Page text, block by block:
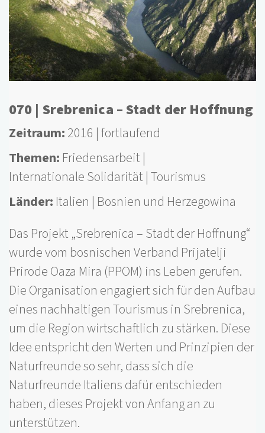
070 | Srebrenica – Stadt der Hoffnung
Zeitraum 2016 fortlaufend
Themen Friedensarbeit
Internationale Solidarität Tourismus
Länder Italien Bosnien und Herzegowina
Das Projekt „Srebrenica – Stadt der Hoffnung“
wurde vom bosnischen Verband Prijatelji
Prirode Oaza Mira (PPOM) ins Leben gerufen.
Die Organisation engagiert sich für den Aufbau
eines nachhaltigen Tourismus in Srebrenica,
um die Region wirtschaftlich zu stärken. Diese
Idee entspricht den Werten und Prinzipien der
Naturfreunde so sehr, dass sich die
Naturfreunde Italiens dafür entschieden
haben, dieses Projekt von Anfang an zu
unterstützen.